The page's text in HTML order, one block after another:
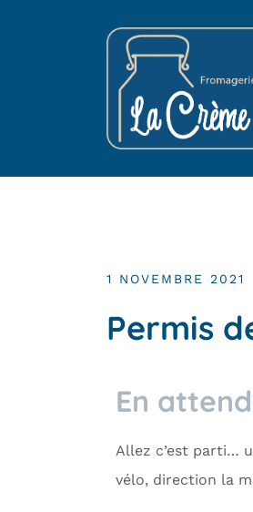
1 NOVEMBRE 2021
Permis
En
Allez c’est parti…
vélo, direction la